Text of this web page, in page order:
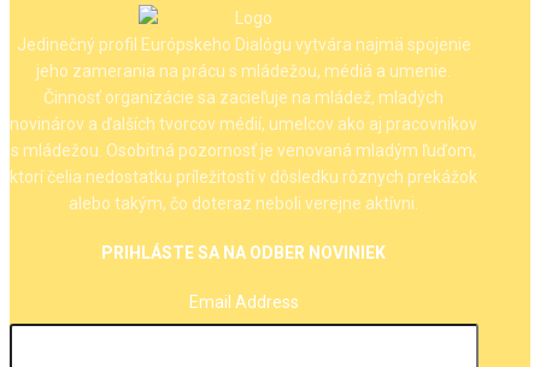
Jedinečný profil Európskeho Dialógu vytvára najmä spojenie
jeho zamerania na prácu s mládežou, médiá a umenie.
Činnosť organizácie sa zacieľuje na mládež, mladých
novinárov a ďalších tvorcov médií, umelcov ako aj pracovníkov
s mládežou. Osobitná pozornosť je venovaná mladým ľuďom,
ktorí čelia nedostatku príležitostí v dôsledku rôznych prekážok
alebo takým, čo doteraz neboli verejne aktívni.
PRIHLÁSTE SA NA ODBER NOVINIEK
Email Address